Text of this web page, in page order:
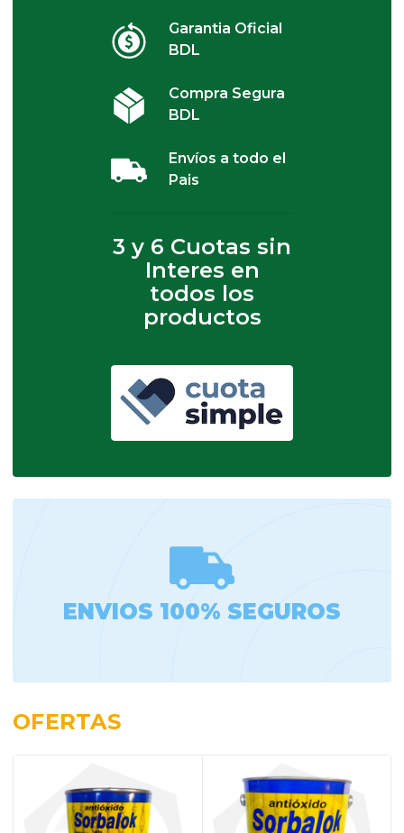
Garantia Oficial
BDL
Compra Segura
BDL
Envíos a todo el
Pais
3 y 6 Cuotas sin
Interes en
todos los
productos
ENVIOS 100% SEGUROS
OFERTAS